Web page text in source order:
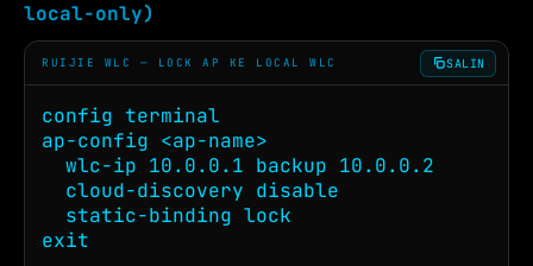
local-only)
RUIJIE WLC — LOCK AP KE LOCAL WLC SALIN
config terminal
ap-config <ap-name>
  wlc-ip 10.0.0.1 backup 10.0.0.2
  cloud-discovery disable
  static-binding lock
exit